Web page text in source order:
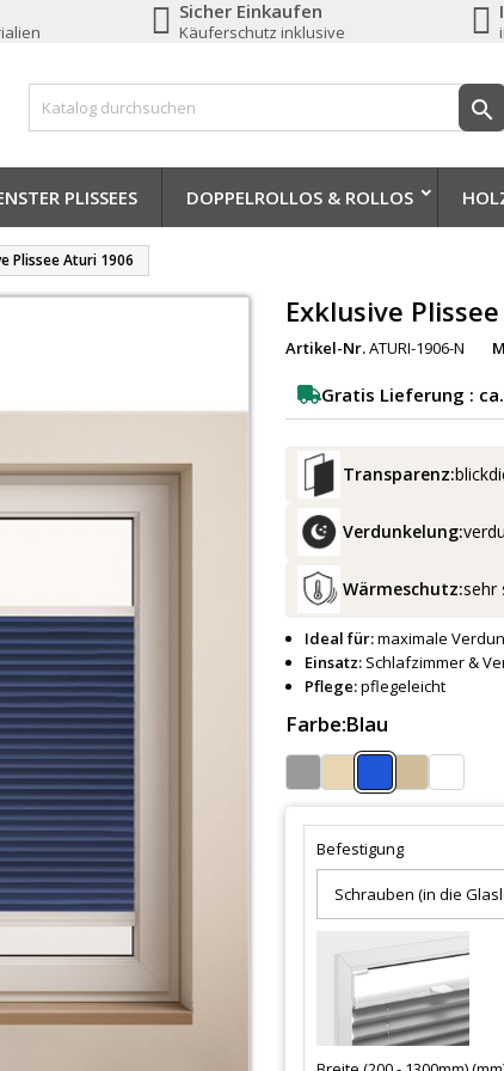
Sicher Einkaufen
Käuferschutz inklusive

PLISSEES DOPPELROLLOS & ROLLOS
Plissee Aturi 1906
Exklusive
Artikel-Nr.ATURI-1906-N
Gratis Lieferung :
Transparenz:
Verdunkelung:
Wärmeschutz:sehr
Ideal für:maximale
Einsatz: Schlafzimmer &
Pflege:pflegeleicht
Farbe:Blau
Befestigung